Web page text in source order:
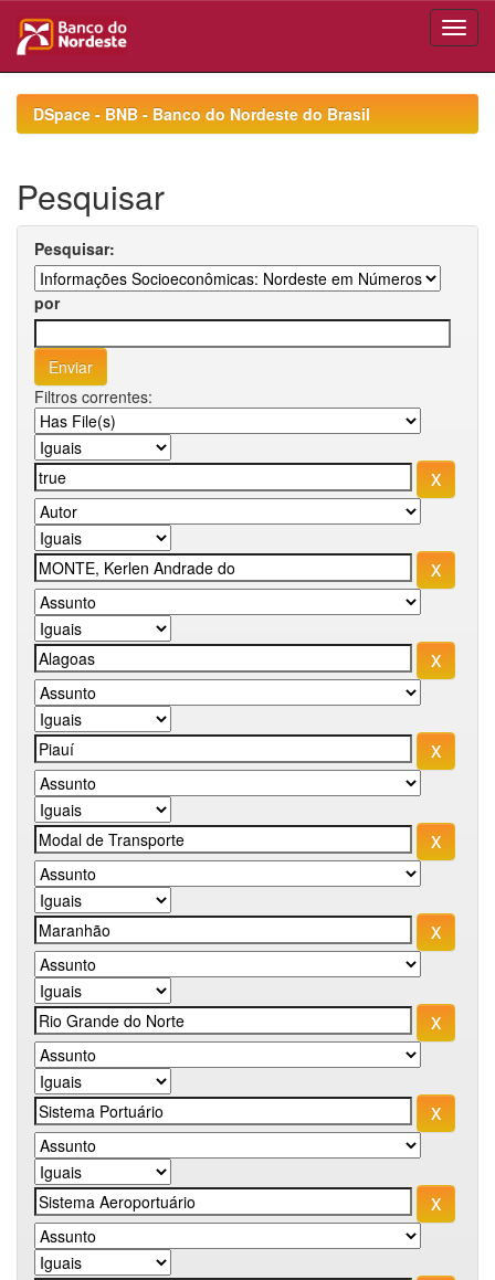
navigationDSpace - BNB - Banco do Nordeste do Brasil
Pesquisar
Pesquisar:
por
Filtros correntes: